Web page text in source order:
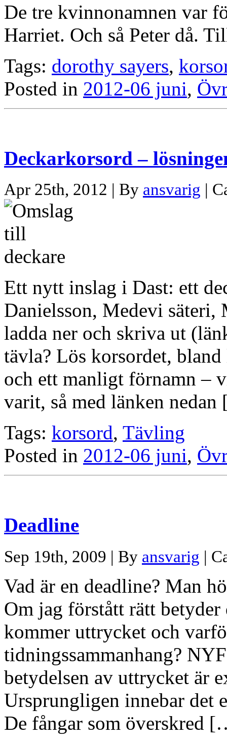
De tre kvinnonamnen var
Harriet. Och så Peter då.
Tags: dorothy sayers,
Posted in 2012-06 juni,
Deckarkorsord –
Apr 25th, 2012 | By ansvarig |
Ett nytt inslag i Dast: ett
Danielsson, Medevi
ladda ner och skriva ut
tävla? Lös korsordet,
och ett manligt förnamn –
varit, så med länken
Tags: korsord, Tävling
Posted in 2012-06 juni,
Deadline
Sep 19th, 2009 | By ansvarig |
Vad är en deadline? Man
Om jag förstått rätt
kommer uttrycket och
tidningssammanhang?
betydelsen av uttrycket är
Ursprungligen innebar det
De fångar som överskred